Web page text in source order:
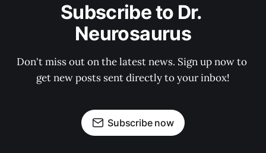
Subscribe to Dr.
Neurosaurus
Don't miss out on the latest news. Sign up now to
get new posts sent directly to your inbox!
Subscribe now